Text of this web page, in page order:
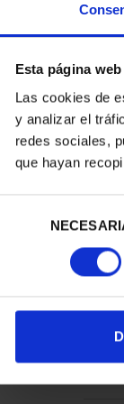
Esta página
Las cookies de
y analizar el
redes sociales,
que hayan
consentimiento